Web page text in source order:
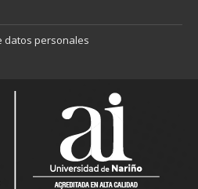
datos personales